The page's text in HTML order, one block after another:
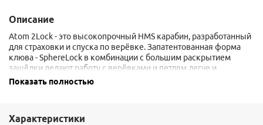
Описание
Atom 2Lock - это высокопрочный HMS карабин, разработанный
для страховки и спуска по верёвке. Запатентованная форма
клюва - SphereLock в комбинации с большим раскрытием
защёлки делают работу с верёвками и петлям легче и
комфортнее. Автоматическая муфта открывается в два
Показать полностью
Характеристики